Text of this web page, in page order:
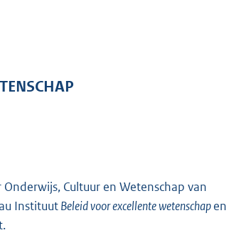
Cultuur en Wetenschap van
InstituutBeleid voor excellente wetenschapen